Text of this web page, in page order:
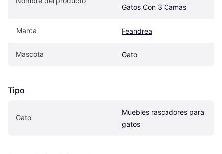
Gatos Con 3 Camas
Marca Feandrea
Mascota Gato
Tipo
Gato
Muebles rascadores para
gatos